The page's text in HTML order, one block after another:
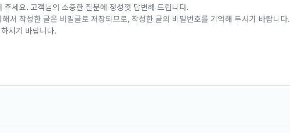
세요. 고객님의 소중한 질문에 정성껏 답변해 드립니다.
서 작성한 글은 비밀글로 저장되므로, 작성한 글의 비밀번호를 기억해 두시기 바랍니다.
시기 바랍니다.